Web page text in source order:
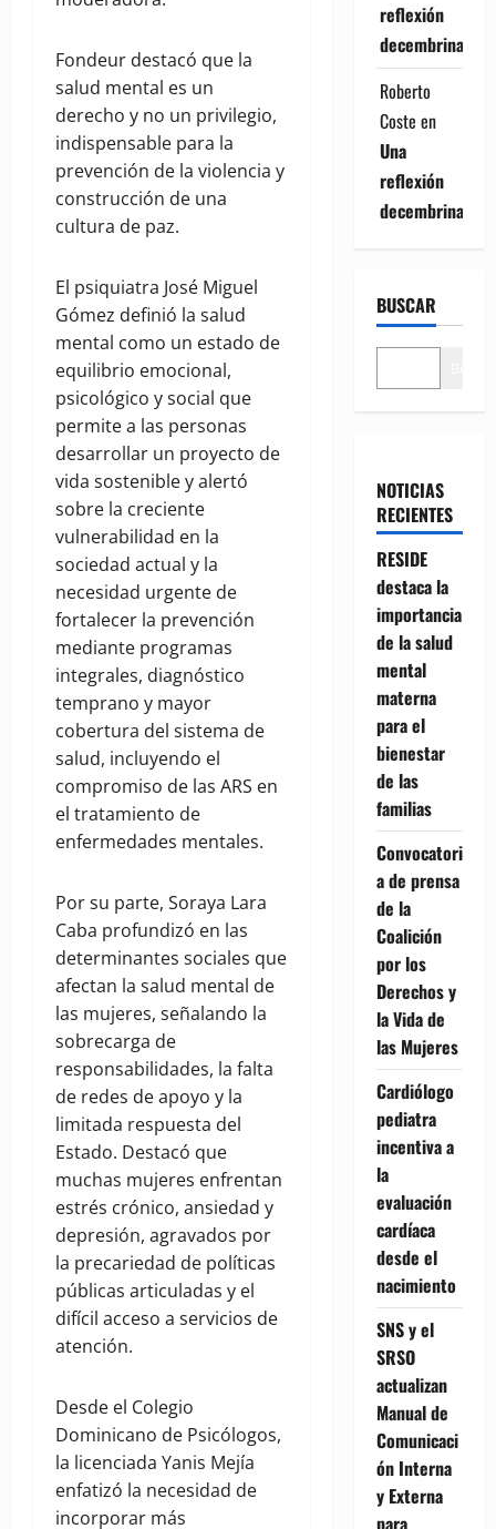
Fondeur destacó que la
salud mental es un
derecho y no un privilegio,
indispensable para la
prevención de la violencia y
construcción de una
cultura de paz.
El psiquiatra José Miguel
Gómez definió la salud
mental como un estado de
equilibrio emocional,
psicológico y social que
permite a las personas
desarrollar un proyecto de
vida sostenible y alertó
sobre la creciente
vulnerabilidad en la
sociedad actual y la
necesidad urgente de
fortalecer la prevención
mediante programas
integrales, diagnóstico
temprano y mayor
cobertura del sistema de
salud, incluyendo el
compromiso de las ARS en
el tratamiento de
enfermedades mentales.
Por su parte, Soraya Lara
Caba profundizó en las
determinantes sociales que
afectan la salud mental de
las mujeres, señalando la
sobrecarga de
responsabilidades, la falta
de redes de apoyo y la
limitada respuesta del
Estado. Destacó que
muchas mujeres enfrentan
estrés crónico, ansiedad y
depresión, agravados por
la precariedad de políticas
públicas articuladas y el
difícil acceso a servicios de
atención.
Desde el Colegio
Dominicano de Psicólogos,
la licenciada Yanis Mejía
enfatizó la necesidad de
incorporar más
reflexión
decembrina
Roberto
Coste en
Una
reflexión
decembrina
BUSCAR
NOTICIAS
RECIENTES
RESIDE
destaca la
importancia
de la salud
mental
materna
para el
bienestar
de las
familias
Convocatori
a de prensa
de la
Coalición
por los
Derechos y
la Vida de
las Mujeres
Cardiólogo
pediatra
incentiva a
la
evaluación
cardíaca
desde el
nacimiento
SNS y el
SRSO
actualizan
Manual de
Comunicaci
ón Interna
y Externa
para